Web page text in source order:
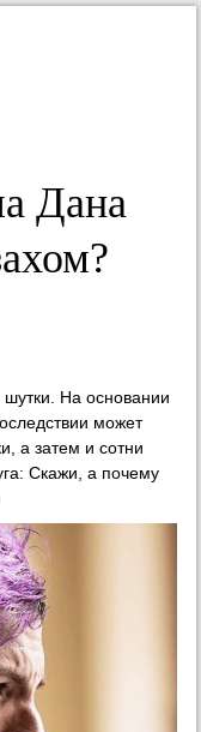
Дана
На основании
может
а затем и сотни
Скажи, а почему